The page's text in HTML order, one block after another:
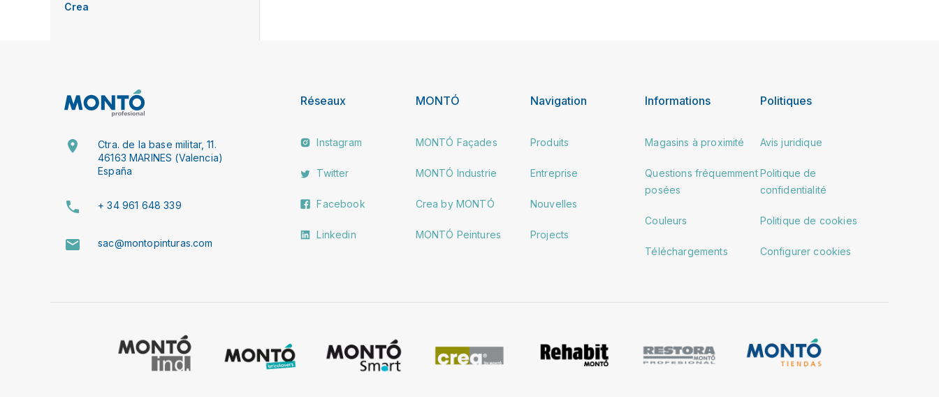
Crea
Ctra. de la base militar, 11.
46163 MARINES (Valencia)
España
+ 34 961 648 339
sac@montopinturas.com
Réseaux
Instagram
Twitter
Facebook
Linkedin
MONTÓ
MONTÓ Façades
MONTÓ Industrie
Crea by MONTÓ
MONTÓ Peintures
Navigation
Produits
Entreprise
Nouvelles
Projects
Informations
Magasins à proximité
Questions fréquemment
posées
Couleurs
Téléchargements
Politiques
Avis juridique
Politique de
confidentialité
Politique de cookies
Configurer cookies